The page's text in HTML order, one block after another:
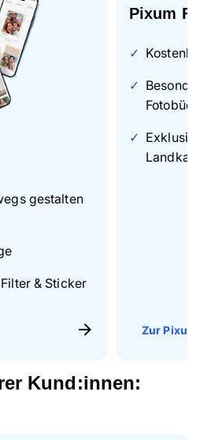
gestalten
& Sticker
Pixum
Zur
Kund:innen: